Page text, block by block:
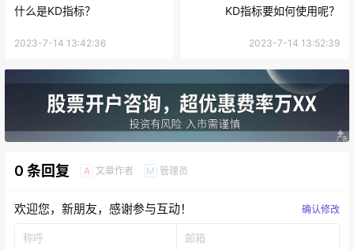
什么是KD指标？
2023-7-14 13:42:36
KD指标要如何使用呢？
2023-7-14 13:52:39
0 条回复 A 文章作者 M 管理员
欢迎您，新朋友，感谢参与互动！ 确认修改